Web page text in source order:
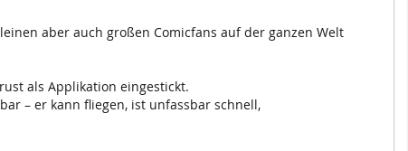
aber auch großen Comicfans auf der ganzen Welt
als Applikation eingestickt.
– er kann fliegen, ist unfassbar schnell,